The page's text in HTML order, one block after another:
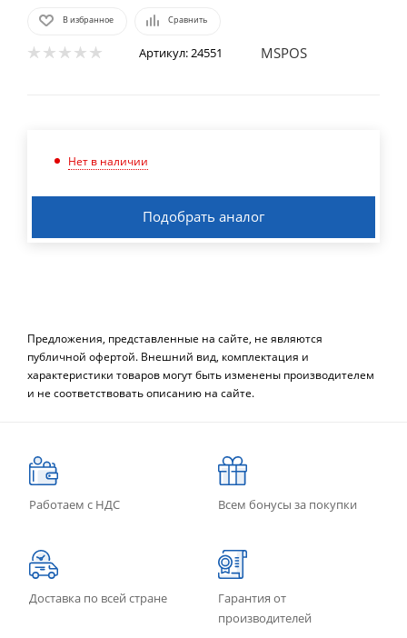
В избранное Сравнить
Артикул:24551 MSPOS
Нет в наличии
Подобрать аналог
Предложения, представленные на сайте, не являются
публичной офертой. Внешний вид, комплектация и
характеристики товаров могут быть изменены производителем
и не соответствовать описанию на сайте.
Работаем с НДС Всем бонусы за покупки
Доставка по всей стране
Гарантия от
производителей